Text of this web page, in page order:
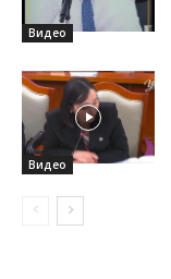
Видео
Видео